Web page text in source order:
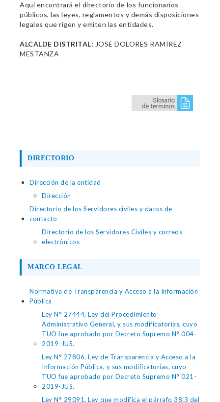
Aquí encontrará el directorio de los funcionarios
públicos, las leyes, reglamentos y demás disposiciones
legales que rigen y emiten las entidades.
ALCALDE DISTRITAL: JOSÉ DOLORES RAMÍREZ
MESTANZA
DIRECTORIO
Dirección de la entidad
Dirección
Directorio de los Servidores civiles y datos de
contacto
Directorio de los Servidores Civiles y correos
electrónicos
MARCO LEGAL
Normativa de Transparencia y Acceso a la Información
Pública
Ley N° 27444, Ley del Procedimiento
Administrativo General, y sus modificatorias, cuyo
TUO fue aprobado por Decreto Supremo N° 004-
2019-JUS.
Ley N° 27806, Ley de Transparencia y Acceso a la
Información Pública, y sus modificatorias, cuyo
TUO fue aprobado por Decreto Supremo N° 021-
2019-JUS.
Ley N° 29091, Ley que modifica el párrafo 38.3 del